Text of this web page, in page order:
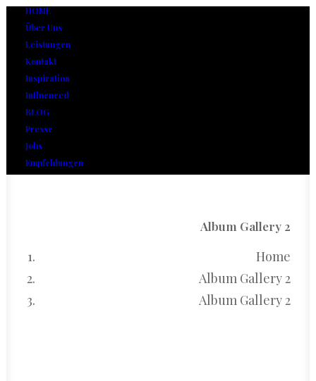
HOME
Über Uns
Leistungen
Kontakt
Inspiration
Influenced
BLOG
Presse
Jobs
Empfehlungen
Album Gallery 2
Home
Album Gallery 2
Album Gallery 2